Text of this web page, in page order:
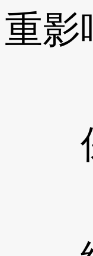
重影
保